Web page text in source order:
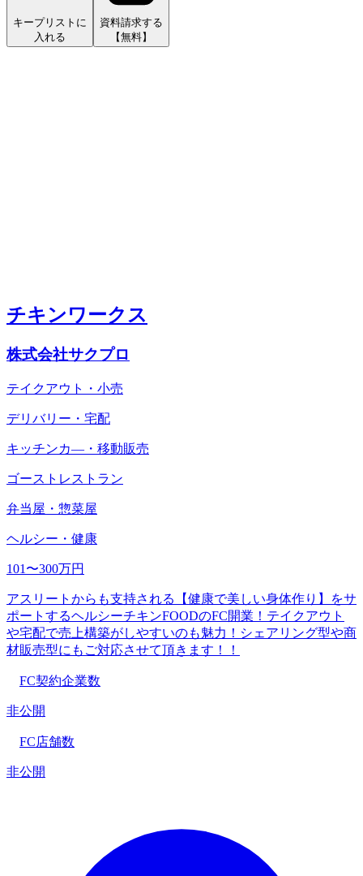
キープリストに
入れる
資料請求する
【無料】
チキンワークス
株式会社サクプロ
テイクアウト・小売
デリバリー・宅配
キッチンカ―・移動販売
ゴーストレストラン
弁当屋・惣菜屋
ヘルシー・健康
101〜300万円
アスリートからも支持される【健康で美しい身体作り】をサ
ポートするヘルシーチキンFOODのFC開業！テイクアウト
や宅配で売上構築がしやすいのも魅力！シェアリング型や商
材販売型にもご対応させて頂きます！！
FC契約企業数
非公開
FC店舗数
非公開